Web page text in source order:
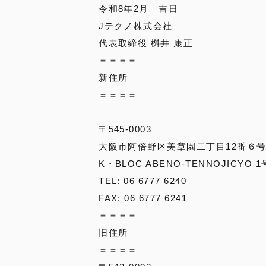
令和8年2月 吉日
Jテクノ株式会社
代表取締役 桝井 康正
＝＝＝＝
新住所
＝＝＝＝
〒545-0003
大阪市阿倍野区美章園二丁目12番６号
K・BLOC ABENO-TENNOJICYO 1
TEL: 06 6777 6240
FAX: 06 6777 6241
＝＝＝＝
旧住所
＝＝＝＝